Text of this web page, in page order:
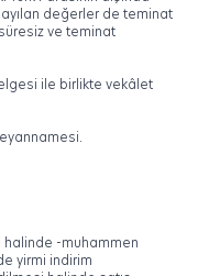
değerler de teminat
ve teminat
ile birlikte vekâlet
-muhammen
yirmi indirim